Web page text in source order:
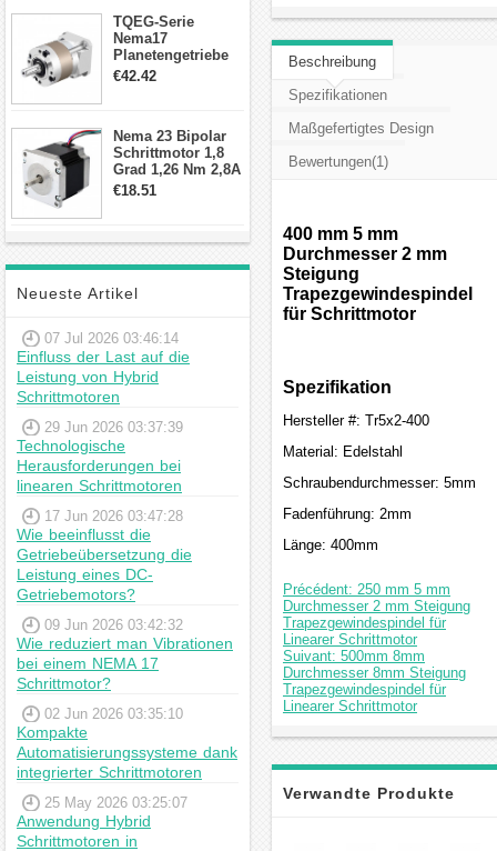
TQEG-Serie
Nema17
Planetengetriebe
10:1 Spiel 15Arc-
€42.42
Nema 23 Bipolar
Schrittmotor 1,8
Grad 1,26 Nm 2,8A
2,5V 4 Drähte
€18.51
Neueste Artikel
07 Jul 2026 03:46:14
Einfluss der Last auf die
Leistung von Hybrid
Schrittmotoren
29 Jun 2026 03:37:39
Technologische
Herausforderungen bei
linearen Schrittmotoren
17 Jun 2026 03:47:28
Wie beeinflusst die
Getriebeübersetzung die
Leistung eines DC-
Getriebemotors?
09 Jun 2026 03:42:32
Wie reduziert man Vibrationen
bei einem NEMA 17
Schrittmotor?
02 Jun 2026 03:35:10
Kompakte
Automatisierungssysteme dank
integrierter Schrittmotoren
25 May 2026 03:25:07
Anwendung Hybrid
Schrittmotoren in
Beschreibung
Spezifikationen
Maßgefertigtes Design
Bewertungen(1)
400 mm 5 mm
Durchmesser 2 mm
Steigung
Trapezgewindespindel
für Schrittmotor
Spezifikation
Hersteller #: Tr5x2-400
Material: Edelstahl
Schraubendurchmesser: 5mm
Fadenführung: 2mm
Länge: 400mm
Précédent: 250 mm 5 mm
Durchmesser 2 mm Steigung
Trapezgewindespindel für
Linearer Schrittmotor
Suivant: 500mm 8mm
Durchmesser 8mm Steigung
Trapezgewindespindel für
Linearer Schrittmotor
Verwandte Produkte